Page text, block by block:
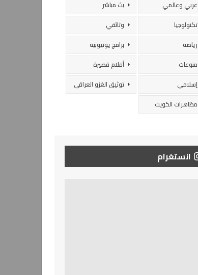
عربي وعالمي
بث مباشر
تكنولوجيا
وثائقي
رياضة
برامج يوتيوبية
منوعات
أفلام قصيرة
إسلامي
توثيق الغزو العراقي
مظاهرات الكويت
انستغرام